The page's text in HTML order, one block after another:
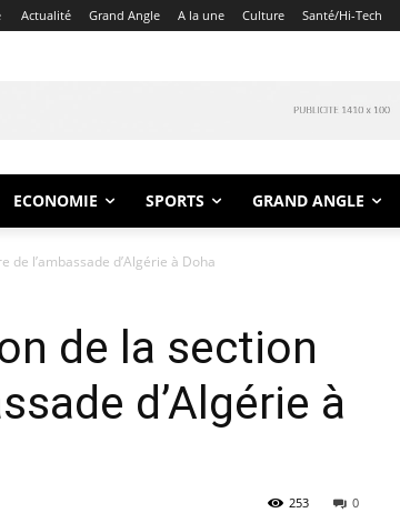
Actualité Grand Angle A la une Culture Santé/Hi-Tech
ECONOMIE SPORTS GRAND ANGLE
l’ambassade d’Algérie à Doha
de la section
d’Algérie à
0
253